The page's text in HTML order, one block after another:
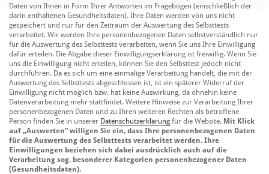
Daten von Ihnen in Form Ihrer Antworten im Fragebogen (einschließlich der
darin enthaltenen Gesundheitsdaten). Ihre Daten werden von uns nicht
gespeichert und nur für den Zeitraum der Auswertung des Selbsttests
verarbeitet. Wir werden Ihre personenbezogenen Daten selbstverständlich nur
für die Auswertung des Selbsttests verarbeiten, wenn Sie uns Ihre Einwilligung
dafür erteilen. Die Abgabe dieser Einwilligungserklärung ist freiwillig. Wenn Sie
uns die Einwilligung nicht erteilen, können Sie den Selbsttest jedoch nicht
durchführen. Da es sich um eine einmalige Verarbeitung handelt, die mit der
Auswertung des Selbsttests abgeschlossen ist, ist ein späterer Widerruf der
Einwilligung nicht möglich bzw. hat keine Auswirkung, da ohnehin keine
Datenverarbeitung mehr stattfindet. Weitere Hinweise zur Verarbeitung Ihrer
personenbezogenen Daten und zu Ihren weiteren Rechten als betroffene
Person finden Sie in unserer Datenschutzerklärung für die Website. Mit Klick
auf „Auswerten“ willigen Sie ein, dass Ihre personenbezogenen Daten
für die Auswertung des Selbsttests verarbeitet werden. Ihre
Einwilligungen beziehen sich dabei ausdrücklich auch auf die
Verarbeitung sog. besonderer Kategorien personenbezogener Daten
(Gesundheitsdaten).